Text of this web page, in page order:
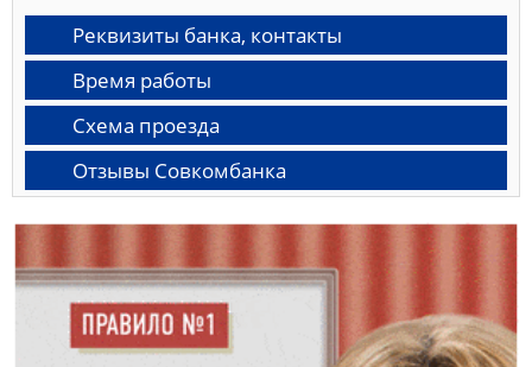
Реквизиты банка, контакты
Время работы
Схема проезда
Отзывы Совкомбанка